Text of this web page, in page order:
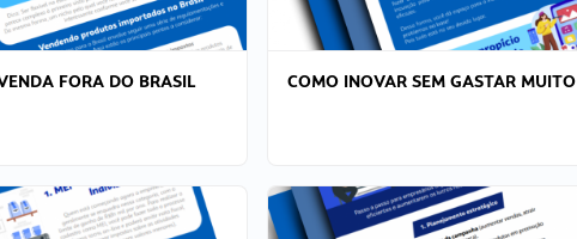
FORA DO BRASIL COMO INOVAR SEM GASTAR MUITO